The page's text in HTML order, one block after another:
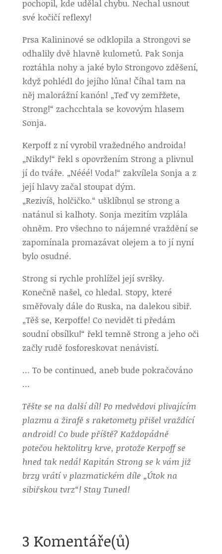
pochopil, kde udělal chybu. Nechal usnout
své kočičí reflexy!
Prsa Kalininové se odklopila a Strongovi se
odhalily dvě hlavně kulometů. Pak Sonja
roztáhla nohy a jaké bylo Strongovo zděšení,
když pohlédl do jejího lůna! Číhal tam na
něj malorážní kanón! „Teď vy zemřžete,
Strong!“ zachcchtala se kovovým hlasem
Sonja.
Kerpoff z ní vyrobil vražedného androida!
„Nikdy!“ řekl s opovržením Strong a plivnul
jí do tváře. „Nééé! Voda!“ zakvílela Sonja a z
její hlavy začal stoupat dým.
„Rezivíš, holčičko.“ ušklíbnul se strong a
natánul si kalhoty. Sonja mezitím vzplála
ohněm. Pro všechno to nájemné vraždění se
zapomínala promazávat olejem a to jí nyní
bylo osudné.
Strong si rychle prohlížel její svršky.
Konečně našel, co hledal. Stopy, které
směřovaly dále do Ruska, na dalekou sibiř.
„Těš se, Kerpoffe! Co nevidět ti předám
soudní obsílku!“ řekl temně Strong a jeho oči
začly rudě fosforeskovat nenávistí.
… To be continued, aneb bude pokračováno
…
Těšte se na další díl! Po medvědovi plivajícím
plazmu a žirafě s raketomety přišel vraždící
android! Co bude příště? Každopádně
potečou hektolitry krve, protože Kerpoff se
hned tak nedá! Kapitán Strong se k vám již
brzy vrátí v plazmatickém díle „Útok na
sibiřskou tvrz“! Stay Tuned!
3 Komentáře(ů)